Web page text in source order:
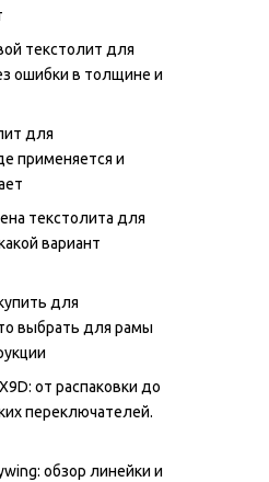
текстолит для
ошибки в толщине и
для
применяется и
текстолита для
вариант
для
выбрать для рамы
от распаковки до
переключателей.
обзор линейки и